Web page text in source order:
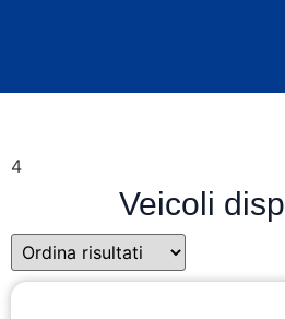
4
Veicoli